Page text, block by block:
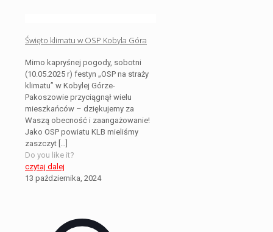
Święto klimatu w OSP Kobyla Góra
Mimo kapryśnej pogody, sobotni
(10.05.2025 r) festyn „OSP na straży
klimatu” w Kobylej Górze-
Pakoszowie przyciągnął wielu
mieszkańców – dziękujemy za
Waszą obecność i zaangażowanie!
Jako OSP powiatu KLB mieliśmy
zaszczyt […]
Do you like it?
czytaj dalej
13 października, 2024